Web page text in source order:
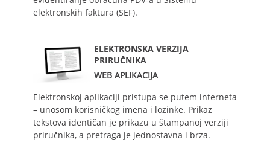
elektronskih faktura (SEF).
ELEKTRONSKA VERZIJA
PRIRUČNIKA
WEB APLIKACIJA
Elektronskoj aplikaciji pristupa se putem interneta
– unosom korisničkog imena i lozinke. Prikaz
tekstova identičan je prikazu u štampanoj verziji
priručnika, a pretraga je jednostavna i brza.